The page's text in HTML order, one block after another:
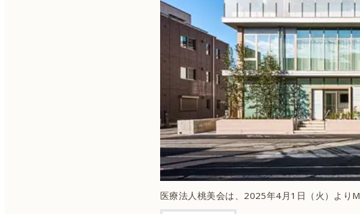
医療法人桃美会は、2025年4月1日（火）より